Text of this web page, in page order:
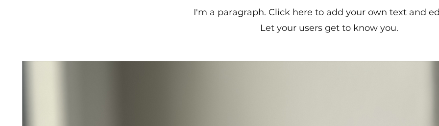
I'm a paragraph. Click here to add your own text and
Let your users get to know you.